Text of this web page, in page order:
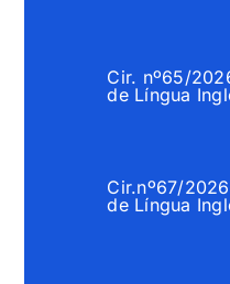
Cir. nº65/
de Língua
Cir.nº67/
de Língua